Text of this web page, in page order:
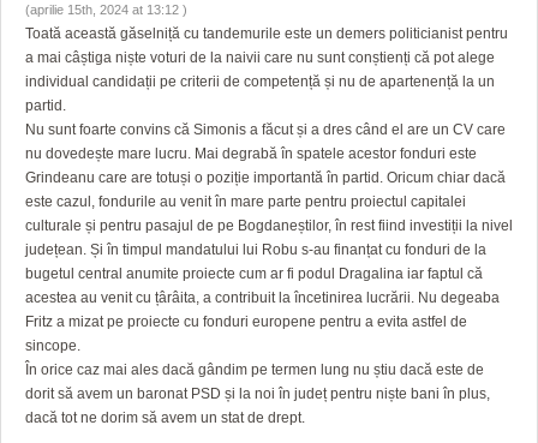
(aprilie 15th, 2024 at 13:12 )
Toată această găselniță cu tandemurile este un demers politicianist pentru
a mai câștiga niște voturi de la naivii care nu sunt conștienți că pot alege
individual candidații pe criterii de competență și nu de apartenență la un
partid.
Nu sunt foarte convins că Simonis a făcut și a dres când el are un CV care
nu dovedește mare lucru. Mai degrabă în spatele acestor fonduri este
Grindeanu care are totuși o poziție importantă în partid. Oricum chiar dacă
este cazul, fondurile au venit în mare parte pentru proiectul capitalei
culturale și pentru pasajul de pe Bogdaneștilor, în rest fiind investiții la nivel
județean. Și în timpul mandatului lui Robu s-au finanțat cu fonduri de la
bugetul central anumite proiecte cum ar fi podul Dragalina iar faptul că
acestea au venit cu țârâita, a contribuit la încetinirea lucrării. Nu degeaba
Fritz a mizat pe proiecte cu fonduri europene pentru a evita astfel de
sincope.
În orice caz mai ales dacă gândim pe termen lung nu știu dacă este de
dorit să avem un baronat PSD și la noi în județ pentru niște bani în plus,
dacă tot ne dorim să avem un stat de drept.